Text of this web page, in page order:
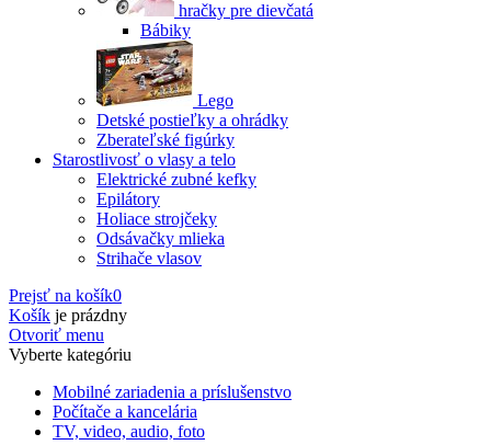
hračky pre dievčatá
Bábiky
Lego
Detské postieľky a ohrádky
Zberateľské figúrky
Starostlivosť o vlasy a telo
Elektrické zubné kefky
Epilátory
Holiace strojčeky
Odsávačky mlieka
Strihače vlasov
Prejsť na košík0
Košík je prázdny
Otvoriť menu
Vyberte kategóriu
Mobilné zariadenia a príslušenstvo
Počítače a kancelária
TV, video, audio, foto